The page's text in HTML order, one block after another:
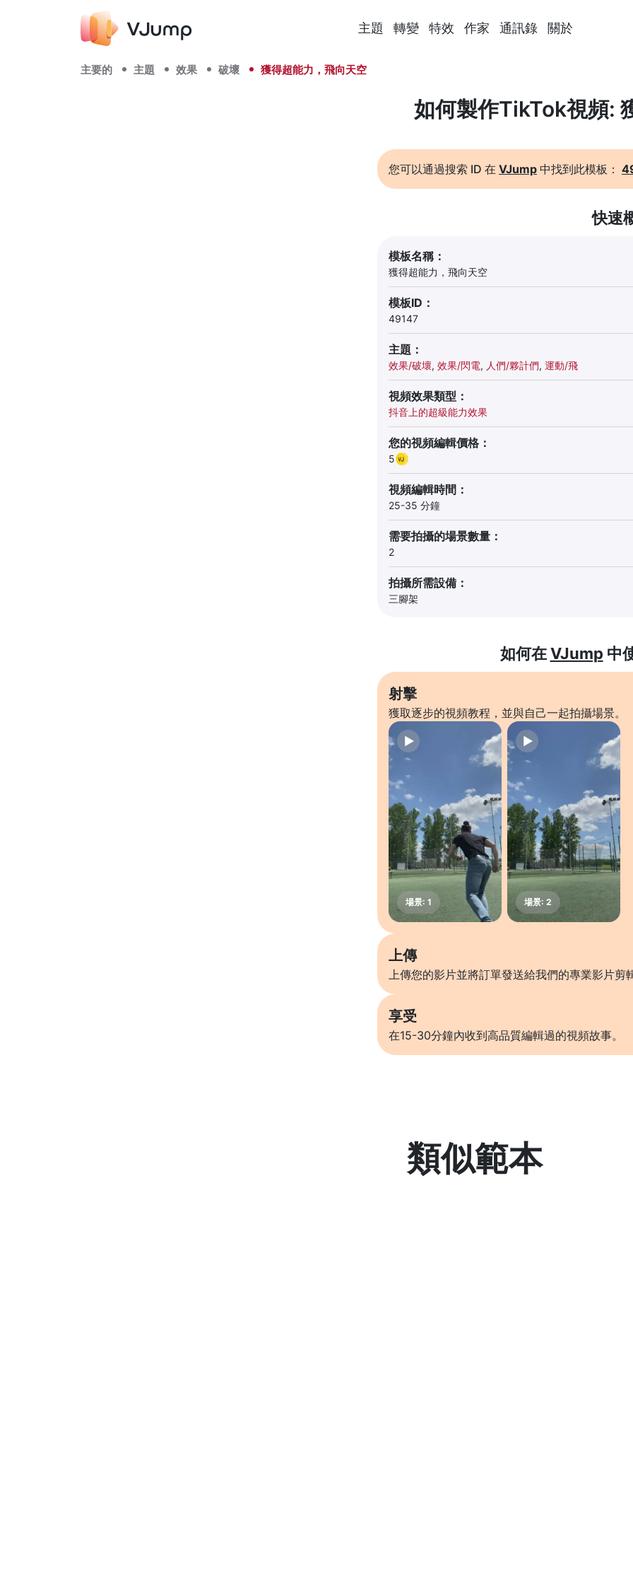
主題 轉變 特效 作家 通訊錄 關於
主要的 主題 效果 破壞 獲得超能力，飛向天空
如何製作TikTok視頻:
您可以通過搜索 ID 在 VJump 中找到此模板：
快速
模板名稱：
獲得超能力，飛向天空
模板ID：
49147
主題：
效果/破壞, 效果/閃電, 人們/夥計們, 運動/飛
視頻效果類型：
抖音上的超級能力效果
您的視頻編輯價格：
5
視頻編輯時間：
25-35 分鐘
需要拍攝的場景數量：
2
拍攝所需設備：
三腳架
如何在VJump 中
射擊
獲取逐步的視頻教程，並與自己一起拍攝場景。
上傳
上傳您的影片並將訂單發送給我們的專業影片剪
享受
在15-30分鐘內收到高品質編輯過的視頻故事。
類似範本